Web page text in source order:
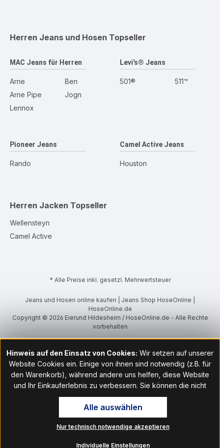
Herren Jeans und Hosen Topseller
MAC Jeans für Herren
Arne
Arne Pipe
Lennox
Ben
Jogn
Levi's® Jeans
501® 511™
Pioneer Jeans
Rando
Camel Active Jeans
Houston
Herren Jacken Topseller
Wellensteyn
Camel Active
* Alle Preise inkl. gesetzl. Mehrwertsteuer
Jeans und Hosen online kaufen | Jeans Shop HoseOnline |
HoseOnline.de
Copyright © 2026 Eierund Hildesheim / HoseOnline.de - Alle Rechte
vorbehalten
Hinweis auf den Einsatz von Cookies: Wir setzen auf unserer
Website Cookies ein. Einige von ihnen sind notwendig (z.B. für
den Warenkorb), während andere uns helfen, diese Website
und Ihr Einkauferlebnis zu verbessern. Sie können die nicht
notwendigen Cookies mit Klick auf „OK“ akzeptieren oder per
Klick auf "Nur technisch notwendige akzeptieren" ablehnen. Den
Zugang zu den Cookie-Einstellungen finden Sie im Fußbereich
unserer Website im Menüpunkt „Informationen“. Dort können Sie
Nur technisch notwendige akzeptieren
Individuelle Einstellungen
Alle auswählen